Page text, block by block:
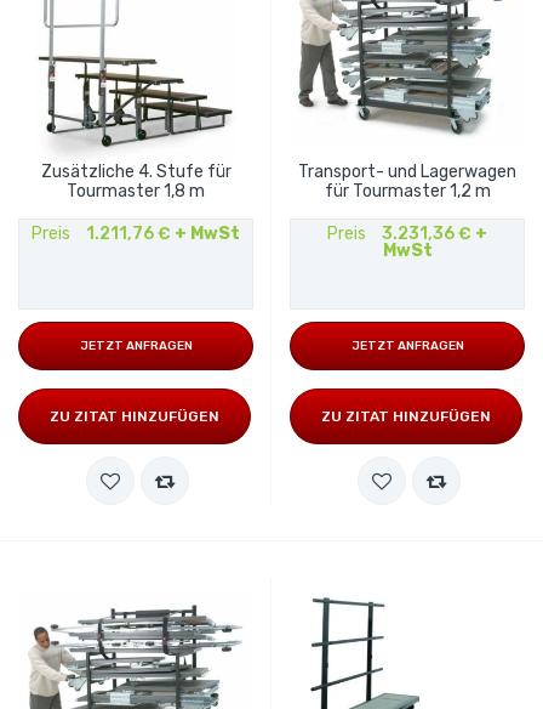
Zusätzliche 4. Stufe für
Tourmaster 1,8 m
Preis 1.211,76 € + MwSt
JETZT ANFRAGEN
ZU ZITAT HINZUFÜGEN
Transport- und Lagerwagen
für Tourmaster 1,2 m
Preis 3.231,36 € +
MwSt
JETZT ANFRAGEN
ZU ZITAT HINZUFÜGEN